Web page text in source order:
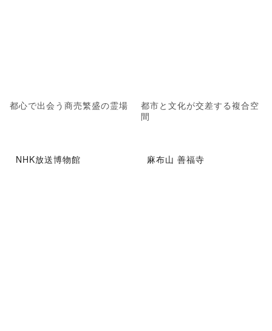
都心で出会う商売繁盛の霊場
都市と文化が交差する複合空
間
NHK放送博物館 麻布山 善福寺